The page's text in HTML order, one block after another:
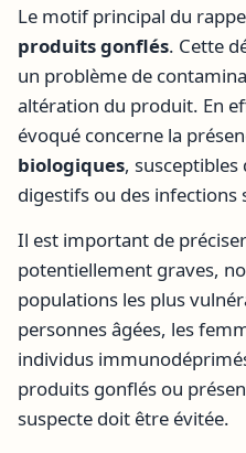
Le motif principal du
produits gonflés. Cette
un problème de
altération du produit. En
évoqué concerne la
biologiques,
digestifs ou des
Il est important de
potentiellement graves,
populations les plus
personnes âgées, les
individus
produits gonflés ou
suspecte doit être évitée.